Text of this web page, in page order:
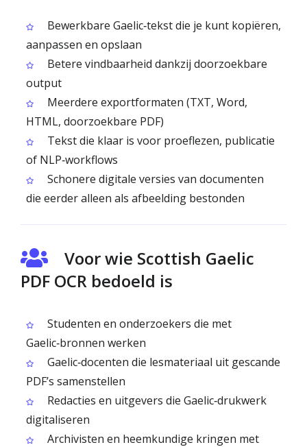
Bewerkbare Gaelic‑tekst die je kunt kopiëren,
aanpassen en opslaan
Betere vindbaarheid dankzij doorzoekbare
output
Meerdere exportformaten (TXT, Word,
HTML, doorzoekbare PDF)
Tekst die klaar is voor proeflezen, publicatie
of NLP‑workflows
Schonere digitale versies van documenten
die eerder alleen als afbeelding bestonden
Voor wie Scottish Gaelic
PDF OCR bedoeld is
Studenten en onderzoekers die met
Gaelic‑bronnen werken
Gaelic‑docenten die lesmateriaal uit gescande
PDF’s samenstellen
Redacties en uitgevers die Gaelic‑drukwerk
digitaliseren
Archivisten en heemkundige kringen met